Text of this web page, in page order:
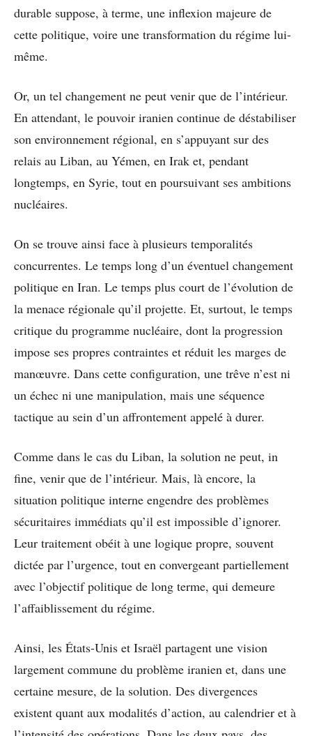
durable suppose, à terme, une inflexion majeure de
cette politique, voire une transformation du régime lui-
même.
Or, un tel changement ne peut venir que de l’intérieur.
En attendant, le pouvoir iranien continue de déstabiliser
son environnement régional, en s’appuyant sur des
relais au Liban, au Yémen, en Irak et, pendant
longtemps, en Syrie, tout en poursuivant ses ambitions
nucléaires.
On se trouve ainsi face à plusieurs temporalités
concurrentes. Le temps long d’un éventuel changement
politique en Iran. Le temps plus court de l’évolution de
la menace régionale qu’il projette. Et, surtout, le temps
critique du programme nucléaire, dont la progression
impose ses propres contraintes et réduit les marges de
manœuvre. Dans cette configuration, une trêve n’est ni
un échec ni une manipulation, mais une séquence
tactique au sein d’un affrontement appelé à durer.
Comme dans le cas du Liban, la solution ne peut, in
fine, venir que de l’intérieur. Mais, là encore, la
situation politique interne engendre des problèmes
sécuritaires immédiats qu’il est impossible d’ignorer.
Leur traitement obéit à une logique propre, souvent
dictée par l’urgence, tout en convergeant partiellement
avec l’objectif politique de long terme, qui demeure
l’affaiblissement du régime.
Ainsi, les États-Unis et Israël partagent une vision
largement commune du problème iranien et, dans une
certaine mesure, de la solution. Des divergences
existent quant aux modalités d’action, au calendrier et à